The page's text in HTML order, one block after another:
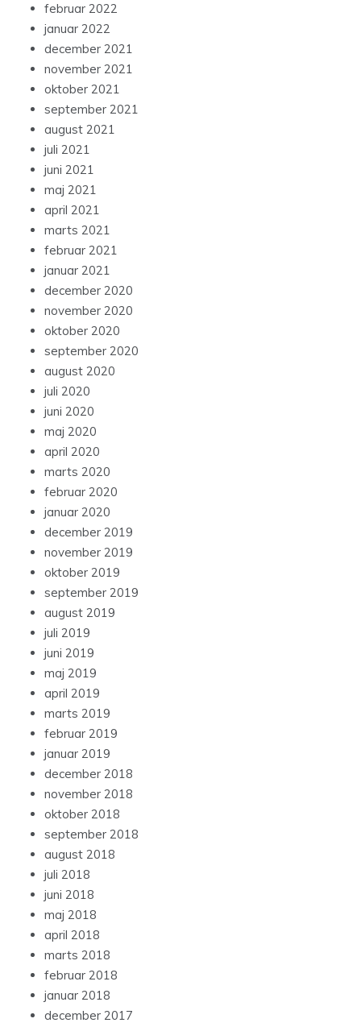
februar 2022
januar 2022
december 2021
november 2021
oktober 2021
september 2021
august 2021
juli 2021
juni 2021
maj 2021
april 2021
marts 2021
februar 2021
januar 2021
december 2020
november 2020
oktober 2020
september 2020
august 2020
juli 2020
juni 2020
maj 2020
april 2020
marts 2020
februar 2020
januar 2020
december 2019
november 2019
oktober 2019
september 2019
august 2019
juli 2019
juni 2019
maj 2019
april 2019
marts 2019
februar 2019
januar 2019
december 2018
november 2018
oktober 2018
september 2018
august 2018
juli 2018
juni 2018
maj 2018
april 2018
marts 2018
februar 2018
januar 2018
december 2017